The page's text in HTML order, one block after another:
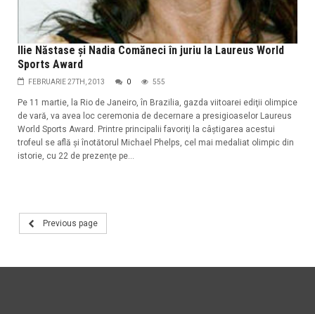
Ilie Năstase şi Nadia Comăneci în juriu la Laureus World
Sports Award
FEBRUARIE 27TH, 2013 0 555
Pe 11 martie, la Rio de Janeiro, în Brazilia, gazda viitoarei ediţii olimpice
de vară, va avea loc ceremonia de decernare a presigioaselor Laureus
World Sports Award. Printre principalii favoriţi la câştigarea acestui
trofeul se află şi înotătorul Michael Phelps, cel mai medaliat olimpic din
istorie, cu 22 de prezenţe pe...
Previous page